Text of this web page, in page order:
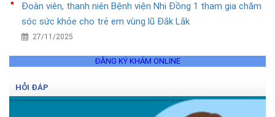
Đoàn viên, thanh niên Bệnh viện Nhi Đồng 1 tham gia chăm
sóc sức khỏe cho trẻ em vùng lũ Đắk Lắk
27/11/2025
ĐĂNG KÝ KHÁM ONLINE
HỎI ĐÁP